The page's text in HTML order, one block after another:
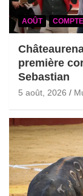
AOÛT
première
Sebastian
5 août, 2026